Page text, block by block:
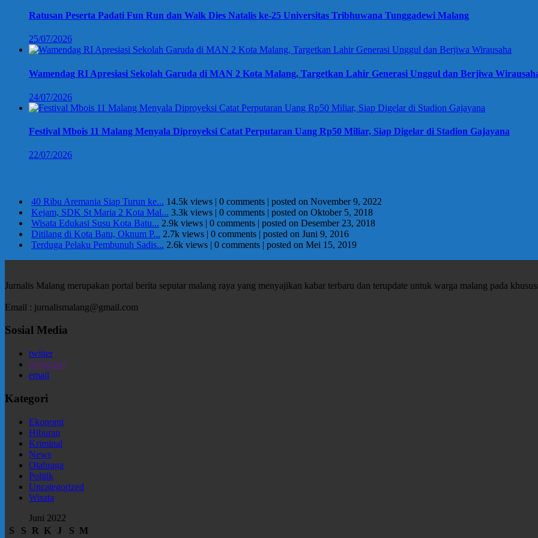
Ratusan Peserta Padati Fun Run dan Walk Dies Natalis ke-25 Universitas Tribhuwana Tunggadewi Malang
25/07/2026
Wamendag RI Apresiasi Sekolah Garuda di MAN 2 Kota Malang, Targetkan Lahir Generasi Unggul dan Berjiwa
24/07/2026
Festival Mbois 11 Malang Menyala Diproyeksi Catat Perputaran Uang Rp50 Miliar, Siap Digelar di Stadion Gajayana
22/07/2026
40 Ribu Aremania Siap Turun ke... 14.5k views | 0 comments | posted on November 9, 2022
Kejam, SDK St Maria 2 Kota Mal... 3.3k views | 0 comments | posted on Oktober 5, 2018
Wisata Edukasi Susu Kota Batu... 2.9k views | 0 comments | posted on Desember 23, 2018
Ditilang di Kota Batu, Oknum P... 2.7k views | 0 comments | posted on Juni 9, 2016
Terduga Pelaku Pembunuh Sadis... 2.6k views | 0 comments | posted on Mei 15, 2019
Jurnalis Malang merupakan portal berita seputar malang raya yang menyajikan kabar terbaru dan terupdate untuk warga malang pada
Email : jurnalismalang@gmail.com
Sosial Media
twitter
instagram
email
Kategori
Ekonomi
Hiburan
Kriminal
News
Olahraga
Politik
Uncategorized
Wisata
Juni 2022
S
S R K J S M